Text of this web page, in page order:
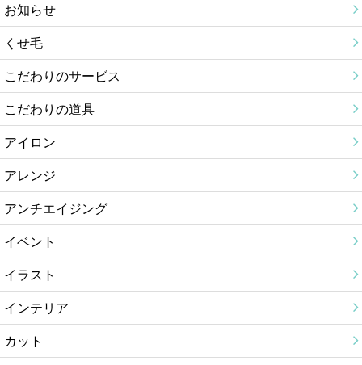
お知らせ
くせ毛
こだわりのサービス
こだわりの道具
アイロン
アレンジ
アンチエイジング
イベント
イラスト
インテリア
カット